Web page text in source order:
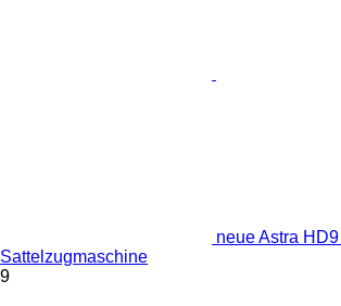
neue Astra
Sattelzugmaschine
9